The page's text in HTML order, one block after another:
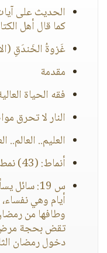
الحديث على
كما قال أهل
غَزوةُ الخَندَقِ
مقدمة
فقه الحياة
النار لا تحرق
العليم.. العالم..
أنماط: (43) نمط العنصري
س 19:
أيام وهي
وطافها من
تقض بحجة مرض
دخول رمضان